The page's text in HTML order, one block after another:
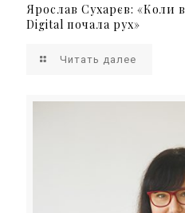
Ярослав Сухарєв: «Коли
Digital почала рух»
Читать далее